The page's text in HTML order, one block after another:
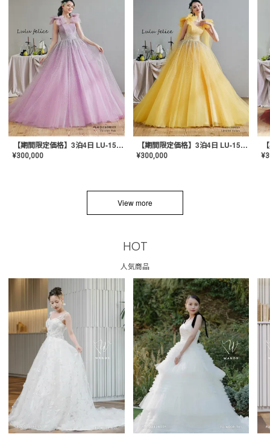
【期間限定価格】3泊4日 LU-1501(Pink)
¥300,000
【期間限定価格】3泊4日 LU-1501(Yellow)
¥300,000 ¥
View more
HOT
人気商品